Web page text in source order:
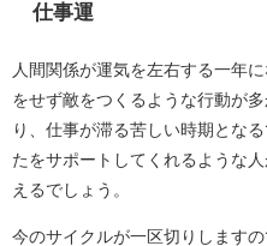
仕事運
人間関係が運気を左右する一年
をせず敵をつくるような行動が
り、仕事が滞る苦しい時期とな
たをサポートしてくれるような
えるでしょう。
今のサイクルが一区切りします